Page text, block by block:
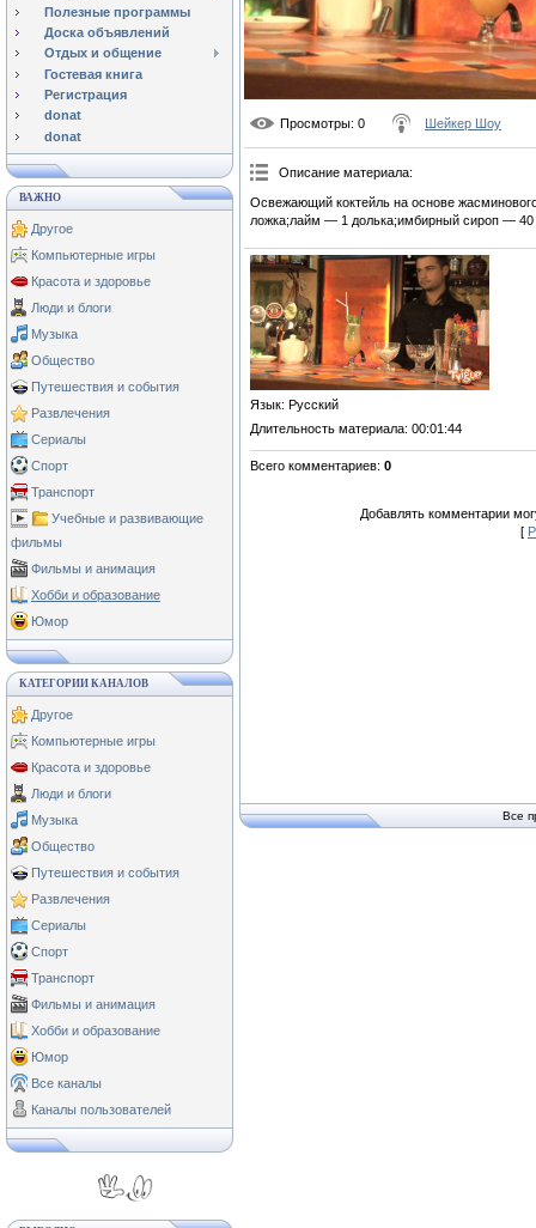
Полезные программы
Доска объявлений
Отдых и общение
Гостевая книга
Регистрация
donat
donat
ВАЖНО
Другое
Компьютерные игры
Красота и здоровье
Люди и блоги
Музыка
Общество
Путешествия и события
Развлечения
Сериалы
Спорт
Транспорт
Учебные и развивающие
фильмы
Фильмы и анимация
Хобби и образование
Юмор
КАТЕГОРИИ КАНАЛОВ
Другое
Компьютерные игры
Красота и здоровье
Люди и блоги
Музыка
Общество
Путешествия и события
Развлечения
Сериалы
Спорт
Транспорт
Фильмы и анимация
Хобби и образование
Юмор
Все каналы
Каналы пользователей
Просмотры: 0 Шейкер Шоу
Описание материала:
Освежающий коктейль на основе
ложка;лайм — 1 долька;имбирный сироп —
Язык: Русский
Длительность материала: 00:01:44
Всего комментариев: 0
Добавлять комментарии
[
Все